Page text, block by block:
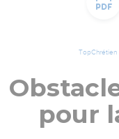
TopChrétien
pour